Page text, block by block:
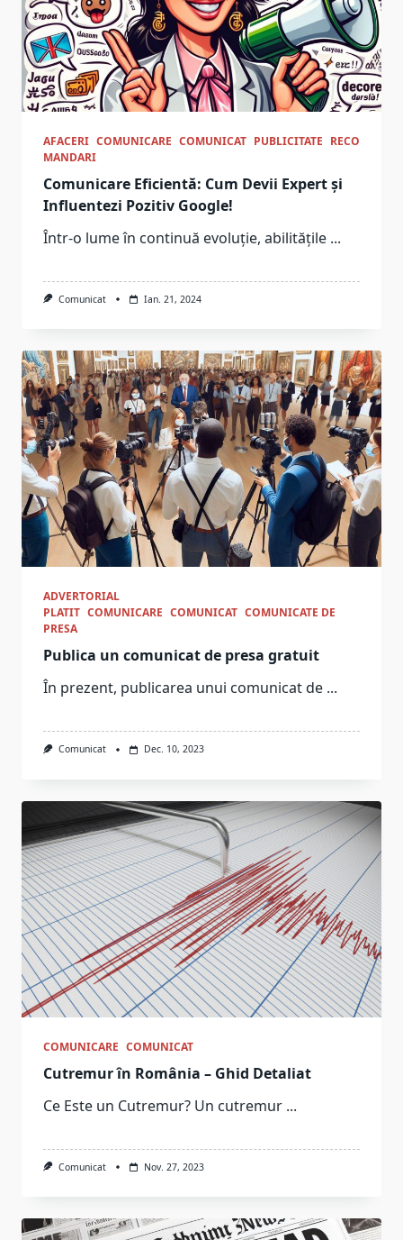
AFACERI COMUNICARE COMUNICAT PUBLICITATE RECO
MANDARI
Comunicare Eficientă: Cum Devii Expert și
Influentezi Pozitiv Google!
Într-o lume în continuă evoluție, abilitățile ...
Comunicat Ian. 21, 2024
ADVERTORIAL
PLATIT COMUNICARE COMUNICAT COMUNICATE DE
PRESA
Publica un comunicat de presa gratuit
În prezent, publicarea unui comunicat de ...
Comunicat Dec. 10, 2023
COMUNICARE COMUNICAT
Cutremur în România – Ghid Detaliat
Ce Este un Cutremur? Un cutremur ...
Comunicat Nov. 27, 2023